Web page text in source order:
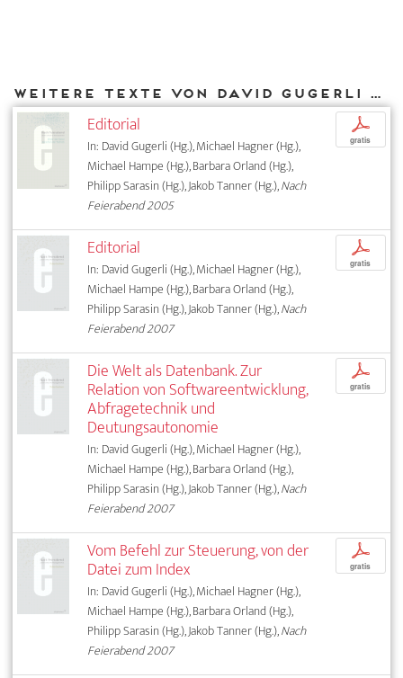
Weitere Texte von David Gugerli bei DIAPHANES
Editorial
In: David Gugerli (Hg.), Michael Hagner (Hg.),
Michael Hampe (Hg.), Barbara Orland (Hg.),
Philipp Sarasin (Hg.), Jakob Tanner (Hg.),Nach
Feierabend 2005
p
gratis
Editorial
In: David Gugerli (Hg.), Michael Hagner (Hg.),
Michael Hampe (Hg.), Barbara Orland (Hg.),
Philipp Sarasin (Hg.), Jakob Tanner (Hg.),Nach
Feierabend 2007
p
gratis
Die Welt als Datenbank. Zur
Relation von Softwareentwicklung,
Abfragetechnik und
Deutungsautonomie
In: David Gugerli (Hg.), Michael Hagner (Hg.),
Michael Hampe (Hg.), Barbara Orland (Hg.),
Philipp Sarasin (Hg.), Jakob Tanner (Hg.),Nach
Feierabend 2007
p
gratis
Vom Befehl zur Steuerung, von der
Datei zum Index
In: David Gugerli (Hg.), Michael Hagner (Hg.),
Michael Hampe (Hg.), Barbara Orland (Hg.),
Philipp Sarasin (Hg.), Jakob Tanner (Hg.),Nach
Feierabend 2007
p
gratis